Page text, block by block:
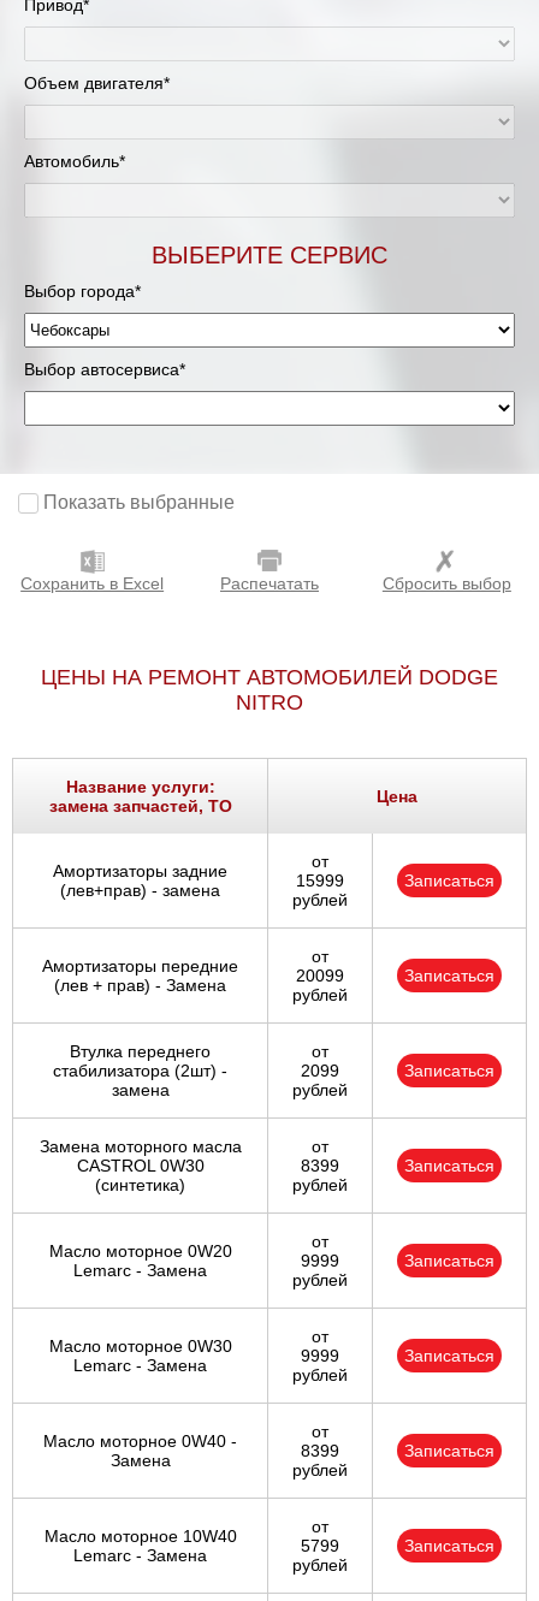
Привод*
Объем двигателя*
Автомобиль*
ВЫБЕРИТЕ СЕРВИС
Выбор города*
Выбор автосервиса*
Показать выбранные
Сохранить в Excel Распечатать Сбросить выбор
ЦЕНЫ НА РЕМОНТ АВТОМОБИЛЕЙ DODGE
NITRO
Название услуги:
замена запчастей, ТО
Цена
Амортизаторы задние
(лев+прав) - замена
от
15999
рублей
Записаться
Амортизаторы передние
(лев + прав) - Замена
от
20099
рублей
Записаться
Втулка переднего
стабилизатора (2шт) -
замена
от
2099
рублей
Записаться
Замена моторного масла
CASTROL 0W30
(синтетика)
от
8399
рублей
Записаться
Масло моторное 0W20
Lemarc - Замена
от
9999
рублей
Записаться
Масло моторное 0W30
Lemarc - Замена
от
9999
рублей
Записаться
Масло моторное 0W40 -
Замена
от
8399
рублей
Записаться
Масло моторное 10W40
Lemarc - Замена
от
5799
рублей
Записаться